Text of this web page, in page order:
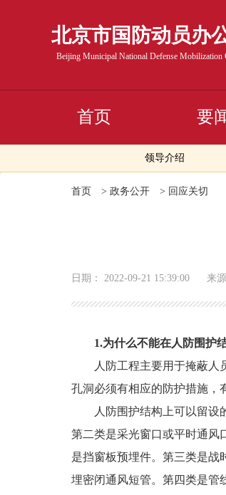
北京市国防动员办
Beijing Municipal National Defense Mobilization
首页 要
领导介绍
首页 > 政务公开 > 回应关切
日期： 2022-09-21 15:39:00 来源
1.为什么不能在人防围护
人防工程主要用于掩蔽
孔洞必须有相应的防护措施，
人防围护结构上可以留
第二类是采光窗口或平时通风
是挡窗板预埋件。第三类是战
埋密闭通风短管。第四类是管